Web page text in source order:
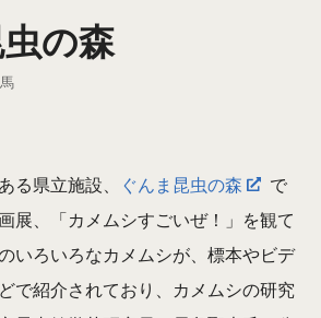
の森
る県立施設、 ぐんま昆虫の森
で
展、「カメムシすごいぜ！」を観て
いろいろなカメムシが、標本やビデ
で紹介されており、カメムシの研究